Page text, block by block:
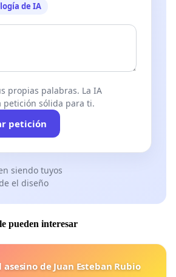
de IA
propias palabras. La IA
petición sólida para ti.
petición
siendo tuyos
el diseño
pueden interesar
de Juan Esteban Rubio